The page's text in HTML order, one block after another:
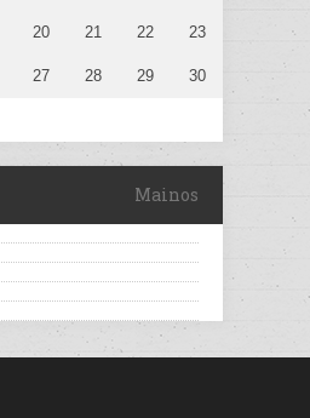
20 21 22 23
27 28 29 30
Mainos